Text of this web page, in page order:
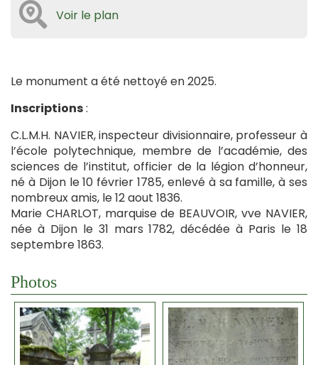
Voir le plan
Le monument a été nettoyé en 2025.
Inscriptions:
C.L.M.H. NAVIER, inspecteur divisionnaire, professeur à
l’école polytechnique, membre de l’académie, des
sciences de l’institut, officier de la légion d’honneur,
né à Dijon le 10 février 1785, enlevé à sa famille, à ses
nombreux amis, le 12 aout 1836.
Marie CHARLOT, marquise de BEAUVOIR, vve NAVIER,
née à Dijon le 31 mars 1782, décédée à Paris le 18
septembre 1863.
Photos